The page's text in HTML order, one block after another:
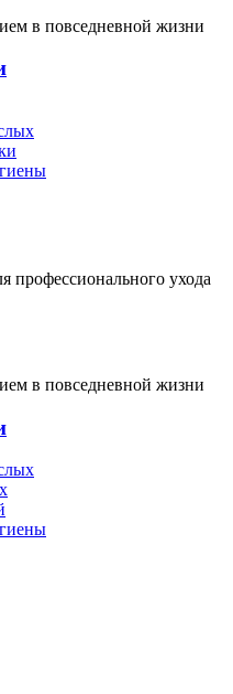
в повседневной жизни
профессионального ухода
в повседневной жизни